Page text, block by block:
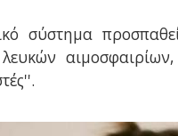
σύστημα